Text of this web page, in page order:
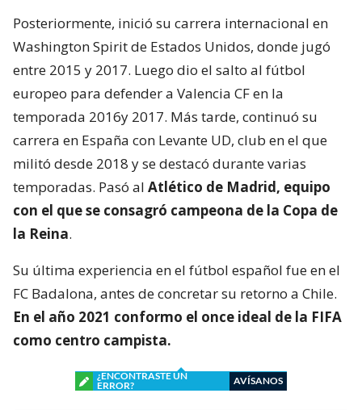
Posteriormente, inició su carrera internacional en
Washington Spirit de Estados Unidos, donde jugó
entre 2015 y 2017. Luego dio el salto al fútbol
europeo para defender a Valencia CF en la
temporada 2016y 2017. Más tarde, continuó su
carrera en España con Levante UD, club en el que
militó desde 2018 y se destacó durante varias
temporadas. Pasó al Atlético de Madrid, equipo
con el que se consagró campeona de la Copa de
la Reina.
Su última experiencia en el fútbol español fue en el
FC Badalona, antes de concretar su retorno a Chile.
En el año 2021 conformo el once ideal de la FIFA
como centro campista.
¿ENCONTRASTE UN
ERROR?
AVÍSANOS